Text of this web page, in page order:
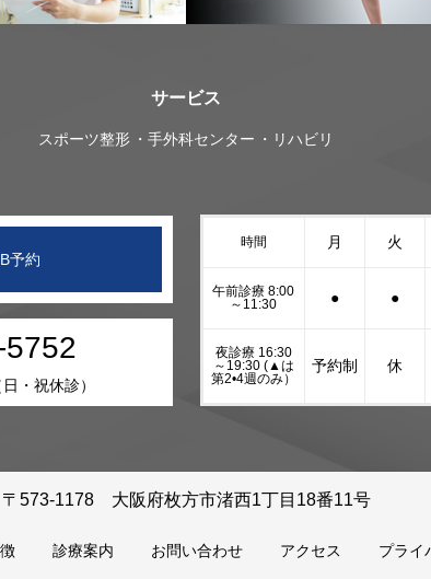
サービス
スポーツ整形 手外科センター リハビリ
予約
・祝休診）
時間 月 火
午前診療 8:00
～11:30
● ●
夜診療 16:30
～19:30 (▲は
第2•4週のみ）
予約制 休
〒573-1178 大阪府枚方市渚西1丁目18番11号
診療案内 お問い合わせ アクセス プライ